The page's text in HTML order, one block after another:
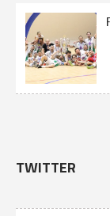
TWITTER